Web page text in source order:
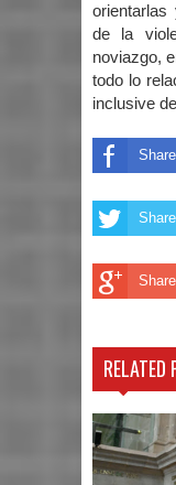
de la
noviazgo,
todo lo
inclusive
RELATED